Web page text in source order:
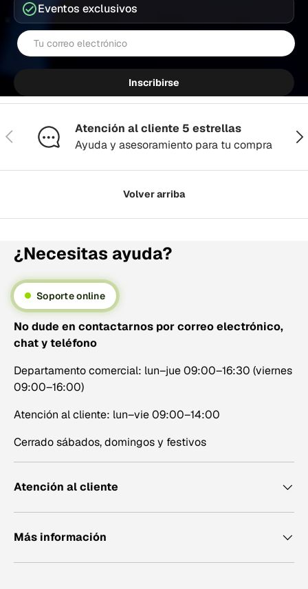
Eventos exclusivos
Correo electrónico
Inscribirse
Anterior
Atención al cliente 5 estrellas
Ayuda y asesoramiento para tu compra
Volver arriba
¿Necesitas ayuda?
Soporte online
No dude en contactarnos por correo electrónico,
chat y teléfono
Departamento comercial: lun–jue 09:00–16:30 (viernes
09:00–16:00)
Atención al cliente: lun–vie 09:00–14:00
Cerrado sábados, domingos y festivos
Atención al cliente
Más información